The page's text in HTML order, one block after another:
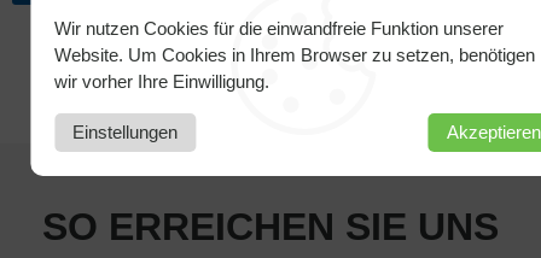
Wir nutzen Cookies für die einwandfreie Funktion unserer
Website. Um Cookies in Ihrem Browser zu setzen, benötigen
wir vorher Ihre Einwilligung.
Einstellungen Akzeptieren
SO ERREICHEN SIE UNS